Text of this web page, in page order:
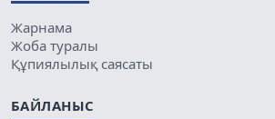
Жарнама
Жоба туралы
Құпиялылық саясаты
БАЙЛАНЫС